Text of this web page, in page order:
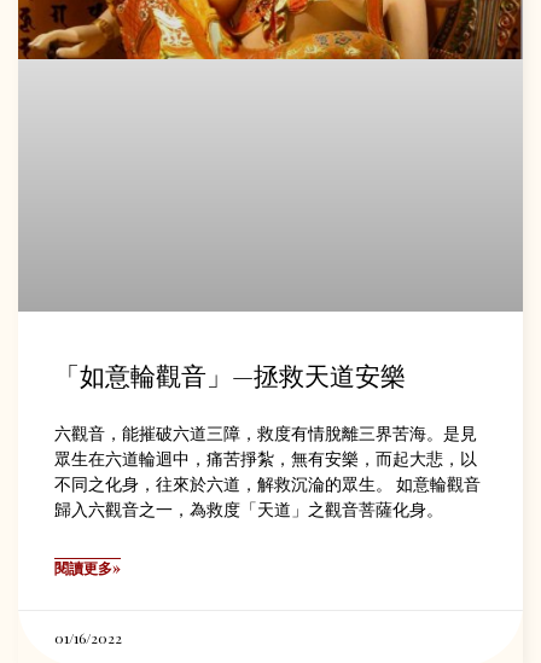
「如意輪觀音」—拯救天道安樂
六觀音，能摧破六道三障，救度有情脫離三界苦海。是見
眾生在六道輪迴中，痛苦掙紮，無有安樂，而起大悲，以
不同之化身，往來於六道，解救沉淪的眾生。 如意輪觀音
歸入六觀音之一，為救度「天道」之觀音菩薩化身。
閱讀更多»
01/16/2022